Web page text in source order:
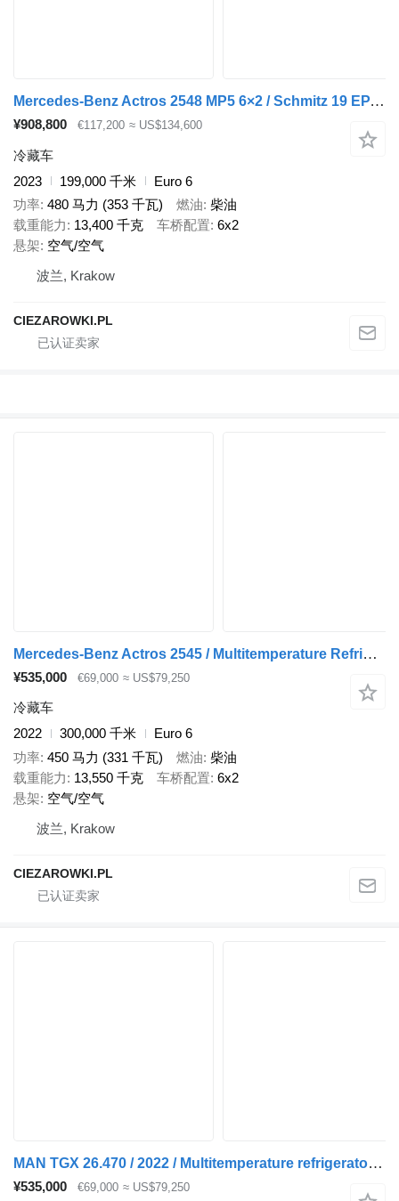
Mercedes-Benz Actros 2548 MP5 6×2 / Schmitz 19 EPAL refrigerator / 2023
¥908,800 €117,200 ≈ US$134,600
冷藏车
2023
199,000 千米
Euro 6
功率 480 马力 (353 千瓦) 燃油 柴油
载重能力
13,400 千克 车桥配置 6x2
悬架 空气/空气
波兰, Krakow
CIEZAROWKI.PL
Mercedes-Benz Actros 2545 / Multitemperature Refrigerator / several units
¥535,000 €69,000 ≈ US$79,250
冷藏车
2022
300,000 千米
Euro 6
功率 450 马力 (331 千瓦) 燃油 柴油
载重能力
13,550 千克 车桥配置 6x2
悬架 空气/空气
波兰, Krakow
CIEZAROWKI.PL
MAN TGX 26.470 / 2022 / Multitemperature refrigerator / Several unit
¥535,000 €69,000 ≈ US$79,250